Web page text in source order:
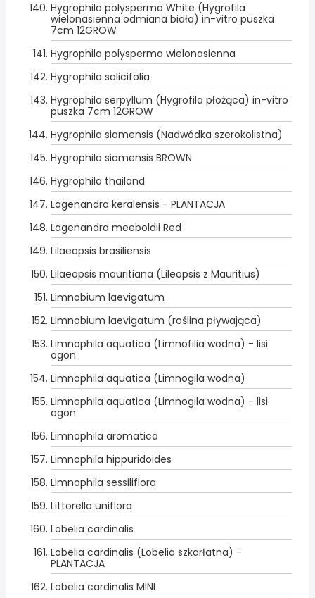
Hygrophila polysperma White (Hygrofila
wielonasienna odmiana biała) in-vitro puszka
7cm 12GROW
Hygrophila polysperma wielonasienna
Hygrophila salicifolia
Hygrophila serpyllum (Hygrofila płożąca) in-vitro
puszka 7cm 12GROW
Hygrophila siamensis (Nadwódka szerokolistna)
Hygrophila siamensis BROWN
Hygrophila thailand
Lagenandra keralensis - PLANTACJA
Lagenandra meeboldii Red
Lilaeopsis brasiliensis
Lilaeopsis mauritiana (Lileopsis z Mauritius)
Limnobium laevigatum
Limnobium laevigatum (roślina pływająca)
Limnophila aquatica (Limnofilia wodna) - lisi
ogon
Limnophila aquatica (Limnogila wodna)
Limnophila aquatica (Limnogila wodna) - lisi
ogon
Limnophila aromatica
Limnophila hippuridoides
Limnophila sessiliflora
Littorella uniflora
Lobelia cardinalis
Lobelia cardinalis (Lobelia szkarłatna) -
PLANTACJA
Lobelia cardinalis MINI